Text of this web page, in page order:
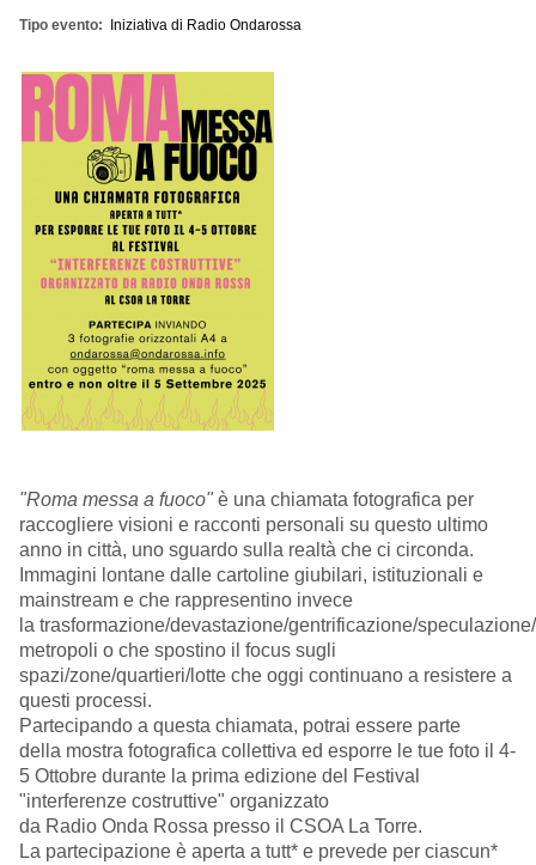
Tipo evento Iniziativa di Radio Ondarossa
"Roma messa a fuoco"è una chiamata fotografica per
raccogliere visioni e racconti personali su questo ultimo
anno in città, uno sguardo sulla realtà che ci circonda.
Immagini lontane dalle cartoline giubilari, istituzionali e
mainstream e che rappresentino invece
la trasformazione/devastazione/gentrificazione/
metropoli o che spostino il focus sugli
spazi/zone/quartieri/lotte che oggi continuano a resistere a
questi processi.
Partecipando a questa chiamata, potrai essere parte
della mostra fotografica collettiva ed esporre le tue foto il 4-
5 Ottobre durante la prima edizione del Festival
"interferenze costruttive" organizzato
da Radio Onda Rossa presso il CSOA La Torre.
La partecipazione è aperta a tutt* e prevede per ciascun*